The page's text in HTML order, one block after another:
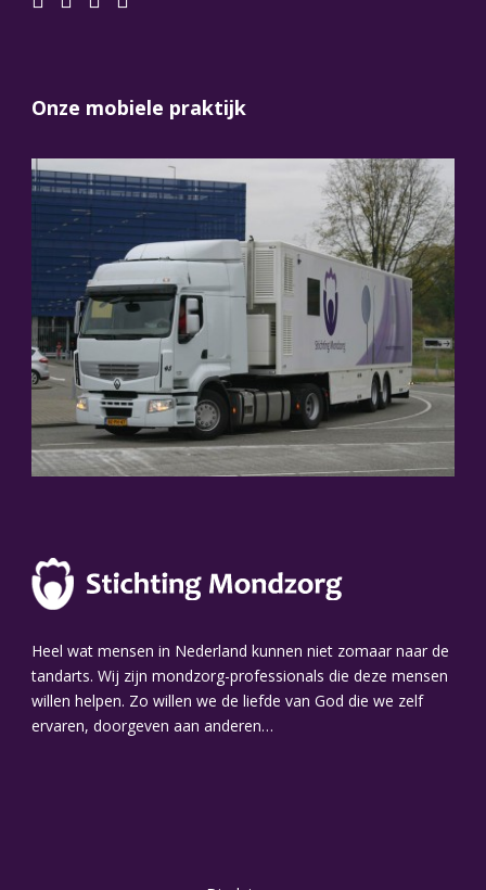
Onze mobiele praktijk
Heel wat mensen in Nederland kunnen niet zomaar naar de
tandarts. Wij zijn mondzorg-professionals die deze mensen
willen helpen. Zo willen we de liefde van God die we zelf
ervaren, doorgeven aan anderen…